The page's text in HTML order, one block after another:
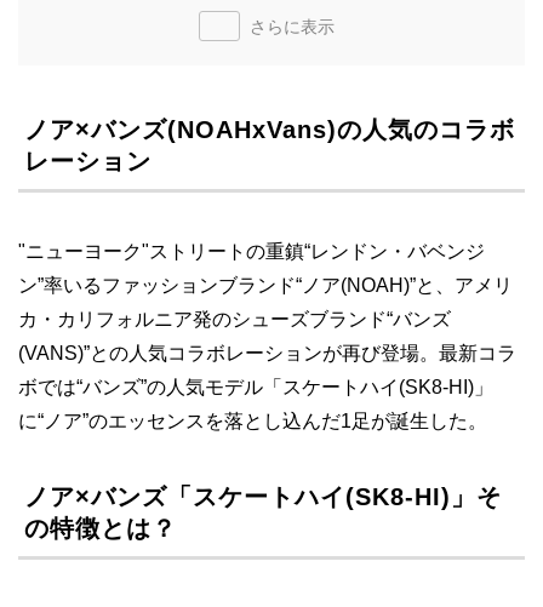
さらに表示
ノア×バンズ(NOAHxVans)の人気のコラボ
レーション
"ニューヨーク"ストリートの重鎮“レンドン・バベンジ
ン”率いるファッションブランド“ノア(NOAH)”と、アメリ
カ・カリフォルニア発のシューズブランド“バンズ
(VANS)”との人気コラボレーションが再び登場。最新コラ
ボでは“バンズ”の人気モデル「スケートハイ(SK8-HI)」
に“ノア”のエッセンスを落とし込んだ1足が誕生した。
ノア×バンズ「スケートハイ(SK8-HI)」そ
の特徴とは？